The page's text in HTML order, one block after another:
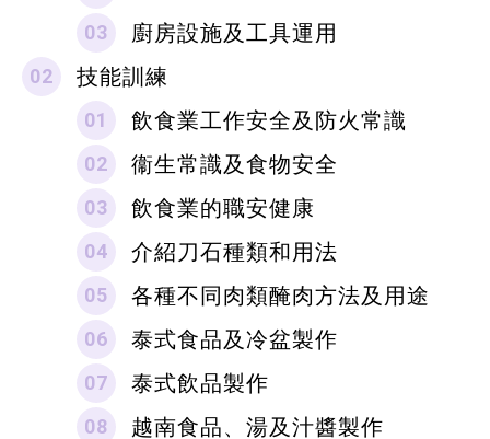
廚房設施及工具運用
技能訓練
飲食業工作安全及防火常識
衞生常識及食物安全
飲食業的職安健康
介紹刀石種類和用法
各種不同肉類醃肉方法及用途
泰式食品及冷盆製作
泰式飲品製作
越南食品、湯及汁醬製作